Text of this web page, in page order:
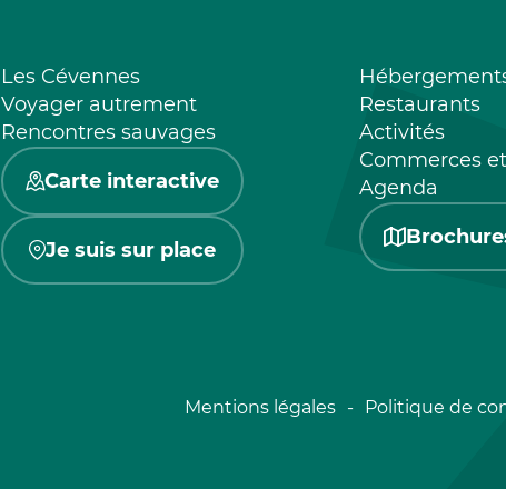
Les Cévennes
Voyager autrement
Rencontres sauvages
Carte interactive
Je suis sur place
Restaurants
Activités
Commerces
Agenda
Mentions légales Politique de